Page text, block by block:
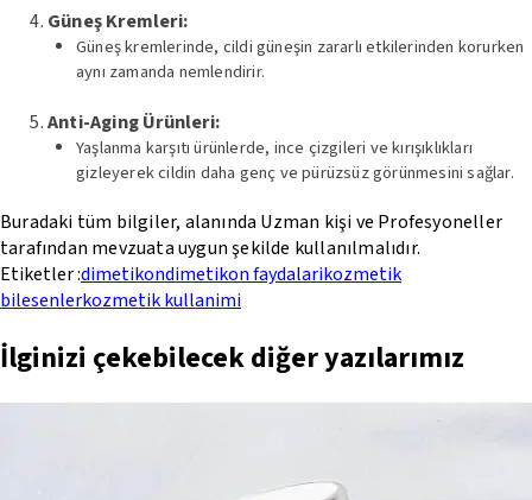
Güneş Kremleri:
Güneş kremlerinde, cildi güneşin zararlı etkilerinden korurken
aynı zamanda nemlendirir.
Anti-Aging Ürünleri:
Yaşlanma karşıtı ürünlerde, ince çizgileri ve kırışıklıkları
gizleyerek cildin daha genç ve pürüzsüz görünmesini sağlar.
Buradaki tüm bilgiler, alanında Uzman kişi ve Profesyoneller
tarafından mevzuata uygun şekilde kullanılmalıdır.
Etiketler :dimetikondimetikon faydalarikozmetik
bilesenlerkozmetik kullanimi
İlginizi çekebilecek diğer yazılarımız